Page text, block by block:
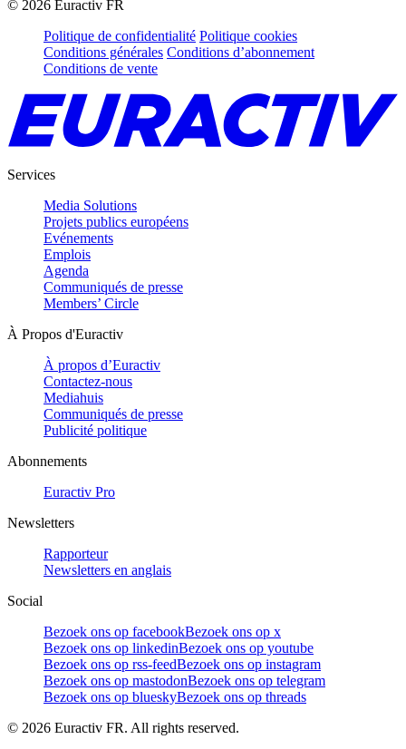
© 2026 Euractiv FR
Politique de confidentialité Politique cookies
Conditions générales Conditions d’abonnement
Conditions de vente
Services
Media Solutions
Projets publics européens
Evénements
Emplois
Agenda
Communiqués de presse
Members’ Circle
À Propos d'Euractiv
À propos d’Euractiv
Contactez-nous
Mediahuis
Communiqués de presse
Publicité politique
Abonnements
Euractiv Pro
Newsletters
Rapporteur
Newsletters en anglais
Social
Bezoek ons op facebookBezoek ons op x
Bezoek ons op linkedinBezoek ons op youtube
Bezoek ons op rss-feedBezoek ons op instagram
Bezoek ons op mastodonBezoek ons op telegram
Bezoek ons op blueskyBezoek ons op threads
© 2026 Euractiv FR. All rights reserved.